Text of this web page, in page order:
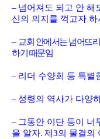
– 넘어져도 되고 안 해
신의 의지를 꺽고자
– 교회 안에서는 넘어뜨
하기 때문임
– 리더 수양회 등 특별
– 성령의 역사가 다양
– 그동안 이단 등이 너
을 알자. 제 3의 물결의